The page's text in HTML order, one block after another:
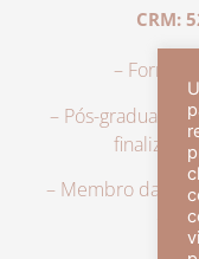
CRM:
–
– Pós-graduação
finalizado
– Membro da